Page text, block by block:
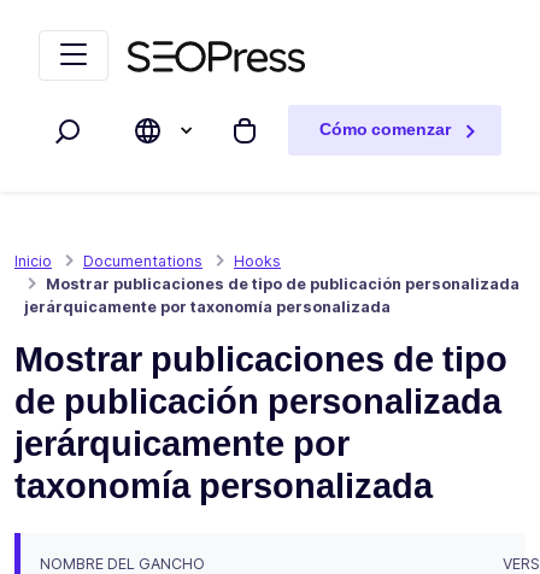
Buscar Mi carrito
Cómo comenzar
Inicio Documentations
Hooks
Mostrar publicaciones de tipo de publicación personalizada
jerárquicamente por taxonomía personalizada
Mostrar publicaciones de tipo
de publicación personalizada
jerárquicamente por
taxonomía personalizada
NOMBRE DEL GANCHO